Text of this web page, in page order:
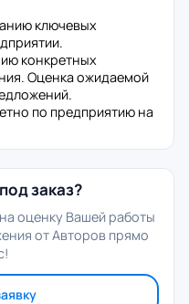
ключевых
конкретных
Оценка ожидаемой
по предприятию на
заказ?
оценку Вашей работы
от Авторов прямо